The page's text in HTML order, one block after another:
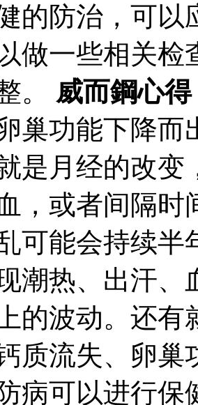
的防治，可
做一些相关检
。 威而鋼心得
巢功能下降而
是月经的改变
，或者间隔
可能会持续
潮热、出汗、
的波动。还
质流失、卵巢
病可以进行保